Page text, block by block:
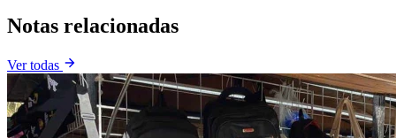
Notas relacionadas
Ver todas